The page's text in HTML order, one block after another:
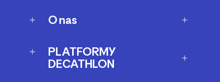
O nas
Kariera
Afiliacja
PLATFORMY
DECATHLON